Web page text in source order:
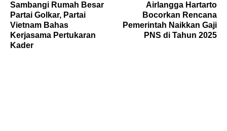
Sambangi Rumah Besar
Partai Golkar, Partai
Vietnam Bahas
Kerjasama Pertukaran
Kader
Airlangga Hartarto
Bocorkan Rencana
Pemerintah Naikkan Gaji
PNS di Tahun 2025